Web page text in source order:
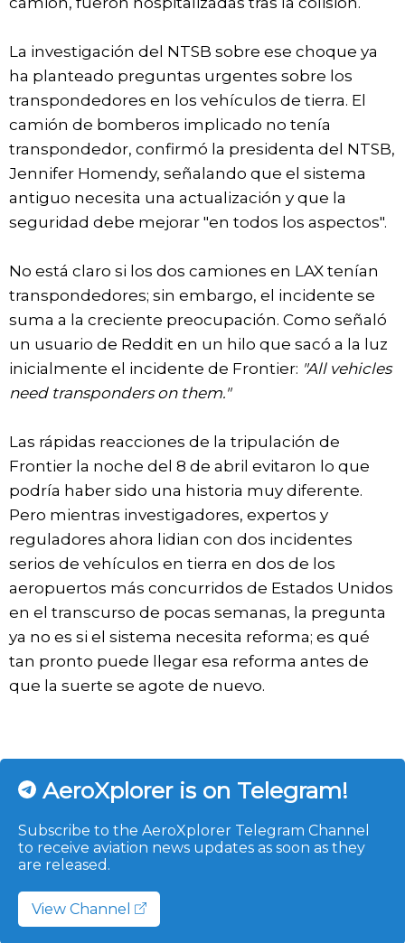
La investigación del NTSB sobre ese choque ya
ha planteado preguntas urgentes sobre los
transpondedores en los vehículos de tierra. El
camión de bomberos implicado no tenía
transpondedor, confirmó la presidenta del NTSB,
Jennifer Homendy, señalando que el sistema
antiguo necesita una actualización y que la
seguridad debe mejorar "en todos los aspectos".
No está claro si los dos camiones en LAX tenían
transpondedores; sin embargo, el incidente se
suma a la creciente preocupación. Como señaló
un usuario de Reddit en un hilo que sacó a la luz
inicialmente el incidente de Frontier: "All vehicles
need transponders on them."
Las rápidas reacciones de la tripulación de
Frontier la noche del 8 de abril evitaron lo que
podría haber sido una historia muy diferente.
Pero mientras investigadores, expertos y
reguladores ahora lidian con dos incidentes
serios de vehículos en tierra en dos de los
aeropuertos más concurridos de Estados Unidos
en el transcurso de pocas semanas, la pregunta
ya no es si el sistema necesita reforma; es qué
tan pronto puede llegar esa reforma antes de
que la suerte se agote de nuevo.
AeroXplorer is on Telegram!
Subscribe to the AeroXplorer Telegram Channel
to receive aviation news updates as soon as they
are released.
View Channel